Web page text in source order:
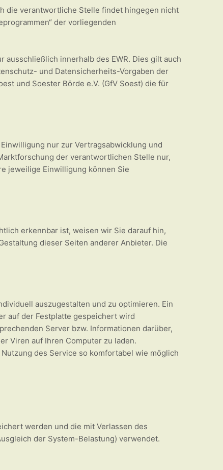
die verantwortliche Stelle findet hingegen nicht
der vorliegenden
innerhalb des EWR. Dies gilt auch
und Datensicherheits-Vorgaben der
und Soester Börde e.V. (GfV Soest) die für
nur zur Vertragsabwicklung und
der verantwortlichen Stelle nur,
jeweilige Einwilligung können Sie
erkennbar ist, weisen wir Sie darauf hin,
dieser Seiten anderer Anbieter. Die
auszugestalten und zu optimieren. Ein
auf der Festplatte gespeichert wird
Server bzw. Informationen darüber,
Viren auf Ihren Computer zu laden.
des Service so komfortabel wie möglich
werden und die mit Verlassen des
der System-Belastung) verwendet.